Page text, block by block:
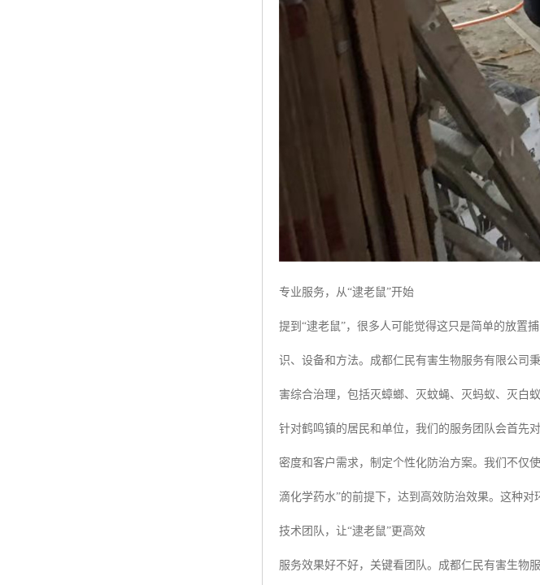
专业服务，从“逮老鼠”开始
提到“逮老鼠”，很多人可能觉得这只是简单的放置
识、设备和方法。成都仁民有害生物服务有限公司
害综合治理，包括灭蟑螂、灭蚊蝇、灭蚂蚁、灭白
针对鹤鸣镇的居民和单位，我们的服务团队会首先
密度和客户需求，制定个性化防治方案。我们不仅
滴化学药水”的前提下，达到高效防治效果。这种对
技术团队，让“逮老鼠”更高效
服务效果好不好，关键看团队。成都仁民有害生物